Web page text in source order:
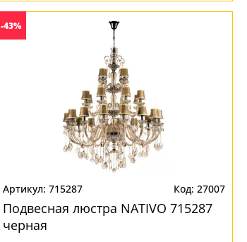
-43%
715287 27007
Подвесная люстра NATIVO 715287
черная